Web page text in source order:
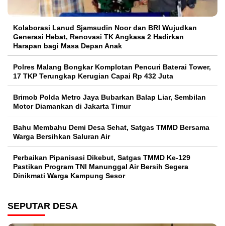
Kolaborasi Lanud Sjamsudin Noor dan BRI Wujudkan
Generasi Hebat, Renovasi TK Angkasa 2 Hadirkan
Harapan bagi Masa Depan Anak
Polres Malang Bongkar Komplotan Pencuri Baterai Tower,
17 TKP Terungkap Kerugian Capai Rp 432 Juta
Brimob Polda Metro Jaya Bubarkan Balap Liar, Sembilan
Motor Diamankan di Jakarta Timur
Bahu Membahu Demi Desa Sehat, Satgas TMMD Bersama
Warga Bersihkan Saluran Air
Perbaikan Pipanisasi Dikebut, Satgas TMMD Ke-129
Pastikan Program TNI Manunggal Air Bersih Segera
Dinikmati Warga Kampung Sesor
SEPUTAR DESA